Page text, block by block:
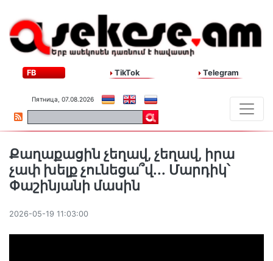
FB TikTok Telegram
Пятница, 07.08.2026
Քաղաքացին չեղավ, չեղավ, իրա
չափ խելք չունեցա՞վ․․․ Մարդիկ՝
Փաշինյանի մասին
2026-05-19 11:03:00